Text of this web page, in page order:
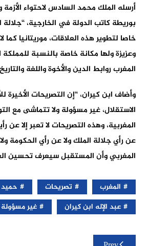
أرسله الملك محمد السادس لاحتواء
بوريطة كاتب الدولة في الخارجية، “جلالة
خاصا لتطوير هذه العلاقات، موريتانيا
وعزيزة ولها مكانة خاصة بالنسبة
المغرب روابط الدين والأخوة واللغة
وأضاف ابن كيران، “إن التصريحات الأخيرة
الاستقلال، غير مسؤولة ولا تتماشى مع
المغربية، وهذه التصريحات لا تعبر إلا عن
عن رأي جلالة الملك ولا عن رأي الحكومة
المغربي وأن المستقبل سيعرف تحسين
المغرب تصريحات
عبد الإله ابن كيران
غير مسؤولة
تصفّح